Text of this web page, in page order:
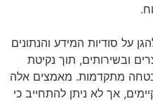
על סודיות המידע והנתונים
ובשירותים, תוך נקיטת
מתקדמות. מאמצים אלה
אך לא ניתן להתחייב כי